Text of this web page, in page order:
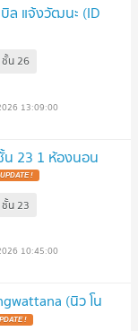
ล แจ้งวัฒนะ (ID
ชั้น26
13:09:00
น 23 1 ห้องนอน
UPDATE !
ชั้น23
10:45:00
(นิว โน
!